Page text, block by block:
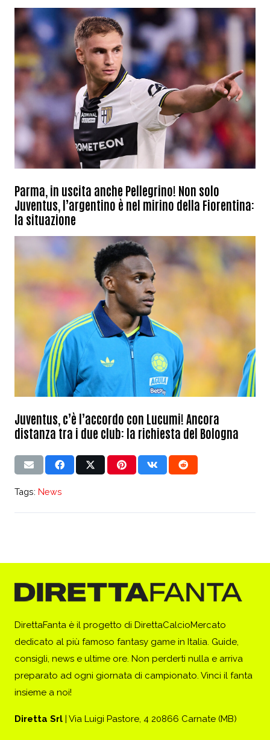
Parma, in uscita anche Pellegrino! Non solo
Juventus, l’argentino è nel mirino della Fiorentina:
la situazione
Juventus, c’è l’accordo con Lucumi! Ancora
distanza tra i due club: la richiesta del Bologna
Tags: News
DirettaFanta è il progetto di DirettaCalcioMercato
dedicato al più famoso fantasy game in Italia. Guide,
consigli, news e ultime ore. Non perderti nulla e arriva
preparato ad ogni giornata di campionato. Vinci il fanta
insieme a noi!
Diretta Srl | Via Luigi Pastore, 4 20866 Carnate (MB)